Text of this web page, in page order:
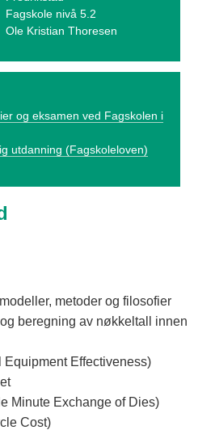
Fagskole nivå 5.2
Ole Kristian Thoresen
og eksamen ved Fagskolen i
utdanning (Fagskoleloven)
metoder og filosofier
beregning av nøkkeltall innen
Equipment Effectiveness)
Minute Exchange of Dies)
Cost)